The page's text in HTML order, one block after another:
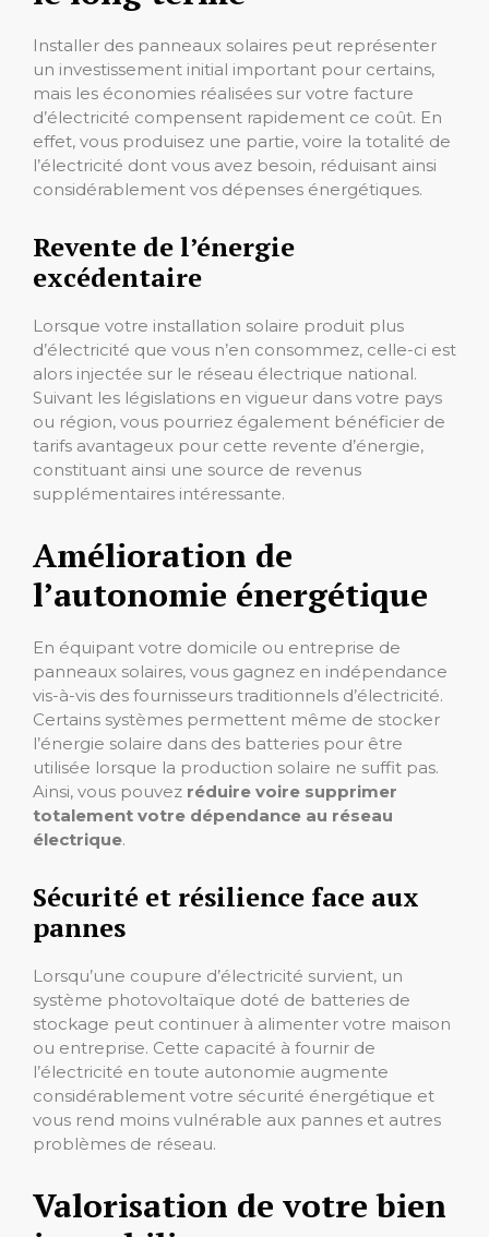
Installer des panneaux solaires peut représenter
un investissement initial important pour certains,
mais les économies réalisées sur votre facture
d’électricité compensent rapidement ce coût. En
effet, vous produisez une partie, voire la totalité de
l’électricité dont vous avez besoin, réduisant ainsi
considérablement vos dépenses énergétiques.
Revente de l’énergie
excédentaire
Lorsque votre installation solaire produit plus
d’électricité que vous n’en consommez, celle-ci est
alors injectée sur le réseau électrique national.
Suivant les législations en vigueur dans votre pays
ou région, vous pourriez également bénéficier de
tarifs avantageux pour cette revente d’énergie,
constituant ainsi une source de revenus
supplémentaires intéressante.
Amélioration de
l’autonomie énergétique
En équipant votre domicile ou entreprise de
panneaux solaires, vous gagnez en indépendance
vis-à-vis des fournisseurs traditionnels d’électricité.
Certains systèmes permettent même de stocker
l’énergie solaire dans des batteries pour être
utilisée lorsque la production solaire ne suffit pas.
Ainsi, vous pouvez réduire voire supprimer
totalement votre dépendance au réseau
électrique.
Sécurité et résilience face aux
pannes
Lorsqu’une coupure d’électricité survient, un
système photovoltaïque doté de batteries de
stockage peut continuer à alimenter votre maison
ou entreprise. Cette capacité à fournir de
l’électricité en toute autonomie augmente
considérablement votre sécurité énergétique et
vous rend moins vulnérable aux pannes et autres
problèmes de réseau.
Valorisation de votre bien